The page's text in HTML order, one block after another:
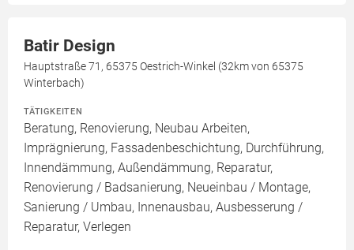
Batir Design
Hauptstraße 71, 65375 Oestrich-Winkel (32km von 65375
Winterbach)
TÄTIGKEITEN
Beratung, Renovierung, Neubau Arbeiten,
Imprägnierung, Fassadenbeschichtung, Durchführung,
Innendämmung, Außendämmung, Reparatur,
Renovierung / Badsanierung, Neueinbau / Montage,
Sanierung / Umbau, Innenausbau, Ausbesserung /
Reparatur, Verlegen